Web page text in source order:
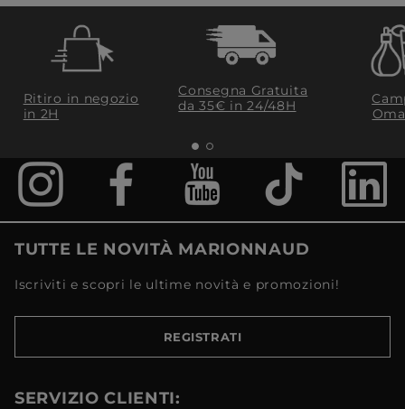
Ritiro in negozio
in 2H
Consegna Gratuita
da 35€​ in 24/48H
TUTTE LE NOVITÀ MARIONNAUD
Iscriviti e scopri le ultime novità e promozioni!
REGISTRATI
SERVIZIO CLIENTI: